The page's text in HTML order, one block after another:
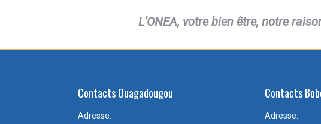
L’ONEA, votre bien être, notre
Contacts Ouagadougou
Adresse:
Contacts
Adresse: